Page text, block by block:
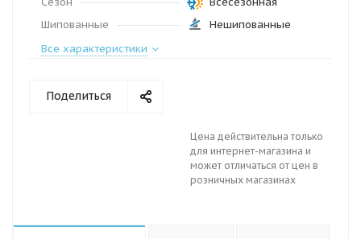
Шипованные
Нешипованные
Все характеристики
Поделиться
Цена действительна только
для интернет-магазина и
может отличаться от цен в
розничных магазинах